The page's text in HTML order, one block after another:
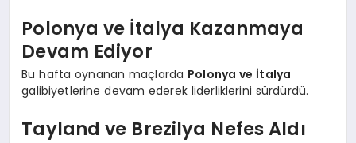
Polonya ve İtalya Kazanmaya
Devam Ediyor
Bu hafta oynanan maçlarda Polonya ve İtalya
galibiyetlerine devam ederek liderliklerini sürdürdü.
Tayland ve Brezilya Nefes Aldı